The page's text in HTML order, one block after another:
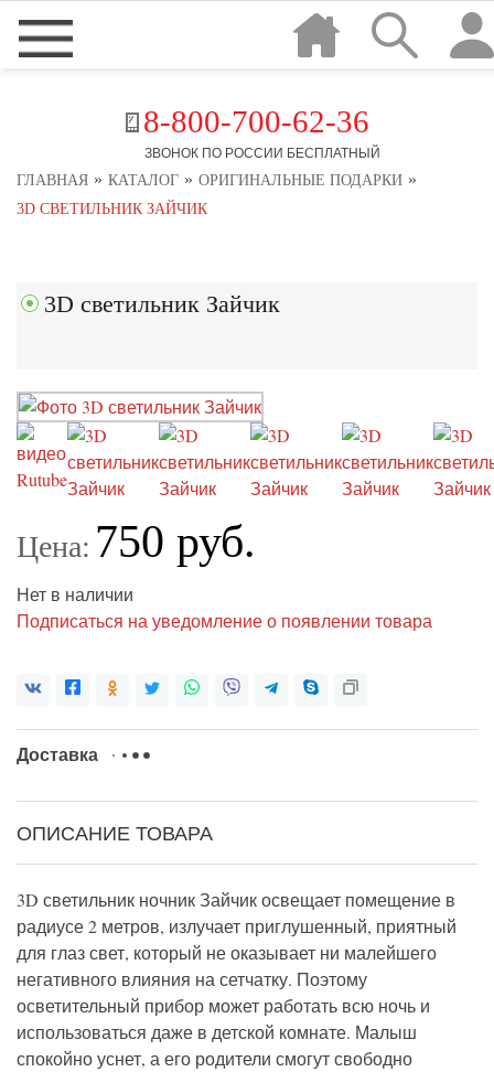
8-800-700-62-36
ЗВОНОК ПО РОССИИ БЕСПЛАТНЫЙ
ГЛАВНАЯ » КАТАЛОГ » ОРИГИНАЛЬНЫЕ ПОДАРКИ »
3D СВЕТИЛЬНИК ЗАЙЧИК
3D светильник Зайчик
Цена: 750 руб.
Нет в наличии
Подписаться на уведомление о появлении товара
Доставка
ОПИСАНИЕ ТОВАРА
3D светильник ночник Зайчик освещает помещение в
радиусе 2 метров, излучает приглушенный, приятный
для глаз свет, который не оказывает ни малейшего
негативного влияния на сетчатку. Поэтому
осветительный прибор может работать всю ночь и
использоваться даже в детской комнате. Малыш
спокойно уснет, а его родители смогут свободно